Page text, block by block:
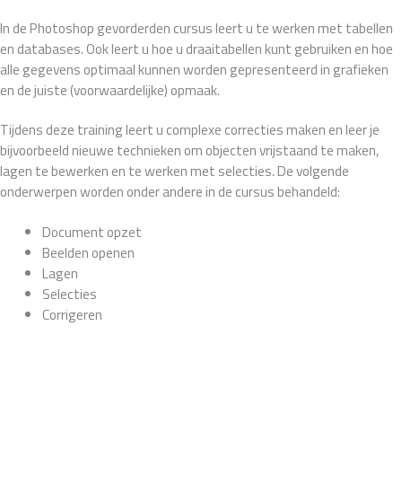
In de Photoshop gevorderden cursus leert u te werken met tabellen
en databases. Ook leert u hoe u draaitabellen kunt gebruiken en hoe
alle gegevens optimaal kunnen worden gepresenteerd in grafieken
en de juiste (voorwaardelijke) opmaak.
Tijdens deze training leert u complexe correcties maken en leer je
bijvoorbeeld nieuwe technieken om objecten vrijstaand te maken,
lagen te bewerken en te werken met selecties. De volgende
onderwerpen worden onder andere in de cursus behandeld:
Document opzet
Beelden openen
Lagen
Selecties
Corrigeren